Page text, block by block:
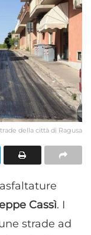
della città di Ragusa
Cassì. I
strade ad